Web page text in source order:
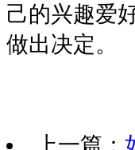
己的兴趣爱
做出决定。
上一篇：